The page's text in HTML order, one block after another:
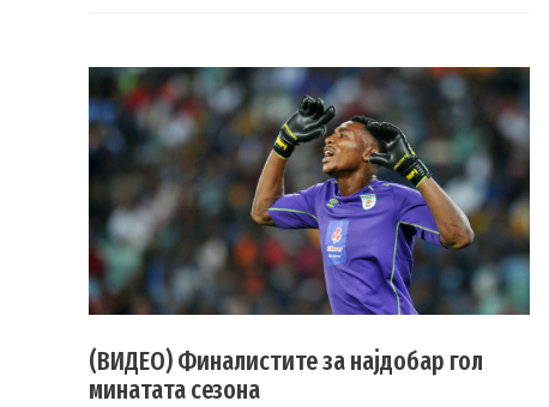
(ВИДЕО) Финалистите за најдобар гол
минатата сезона